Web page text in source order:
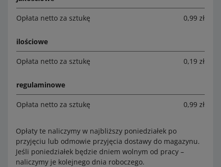
Opłata netto za sztukę 0,99 zł
ilościowe
Opłata netto za sztukę 0,19 zł
regulaminowe
Opłata netto za sztukę 0,99 zł
Opłaty te naliczymy w najbliższy poniedziałek po
przyjęciu lub odmowie przyjęcia dostawy do magazynu.
Jeśli poniedziałek będzie dniem wolnym od pracy –
naliczymy je kolejnego dnia roboczego.